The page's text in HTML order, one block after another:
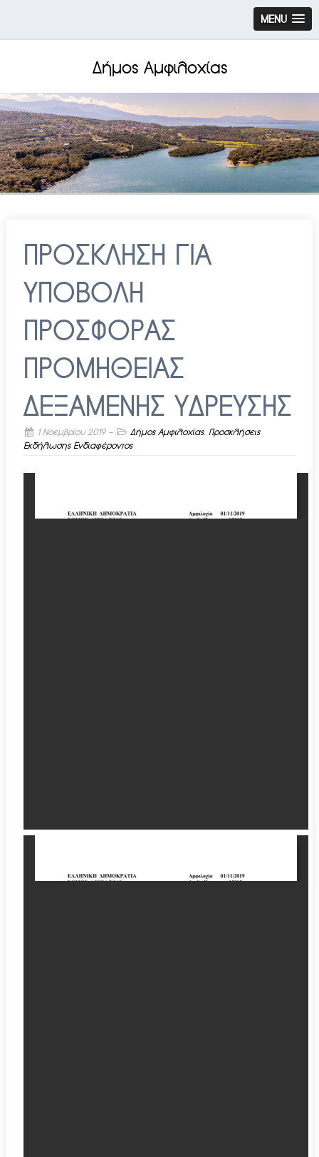
MENU
Δήμος Αμφιλοχίας
ΠΡΟΣΚΛΗΣΗ ΓΙΑ
ΥΠΟΒΟΛΗ
ΠΡΟΣΦΟΡΑΣ
ΠΡΟΜΗΘΕΙΑΣ
ΔΕΞΑΜΕΝΗΣ ΥΔΡΕΥΣΗΣ
1 Νοεμβρίου 2019- Δήμος Αμφιλοχίας, Προσκλήσεις
Εκδήλωσης Ενδιαφέροντος